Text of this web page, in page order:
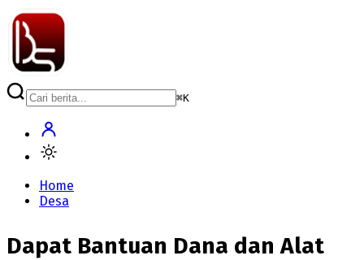
⌘K
Home
Desa
Dapat Bantuan Dana dan Alat